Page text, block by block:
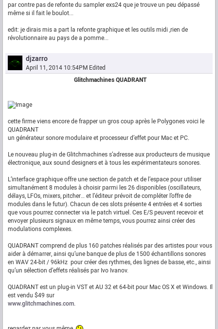
par contre pas de refonte du sampler exs24 que je trouve un peu dépassé
même si il fait le boulot...
edit: je dirais mis a part la refonte graphique et les outils midi ,rien de
révolutionnaire au pays de a pomme...
djzarro
April 11, 2014 10:54PM Edited
Glitchmachines QUADRANT
cette firme viens encore de frapper un gros coup après le Polygones voici le
QUADRANT
un générateur sonore modulaire et processeur d’effet pour Mac et PC.
Le nouveau plug-in de Glitchmachines s’adresse aux producteurs de musique
électronique, aux sound designers et à tous les expérimentateurs sonores.
L’interface graphique offre une section de patch et de l’espace pour utiliser
simultanément 8 modules à choisir parmi les 26 disponibles (oscillateurs,
délays, LFOs, mixers, pitcher… et l’éditeur prévoit de compléter l’offre de
modules dans le futur). Chacun de ces slots présente 4 entrées et 4 sorties
que vous pourrez connecter via le patch virtuel. Ces E/S peuvent recevoir et
envoyer plusieurs signaux en même temps, vous pourrez ainsi créer des
modulations complexes.
QUADRANT comprend de plus 160 patches réalisés par des artistes pour vous
aider à démarrer, ainsi qu’une banque de plus de 1500 échantillons sonores
en WAV 24-bit / 96kHz pour créer des rythmes, des lignes de basse, etc., ainsi
qu’un sélection d’effets réalisés par Ivo Ivanov.
QUADRANT est un plug-in VST et AU 32 et 64-bit pour Mac OS X et Windows. Il
est vendu $49 sur
www.glitchmachines.com.